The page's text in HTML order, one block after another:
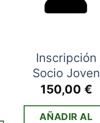
Inscripción
Socio Joven
150,00 €
AÑADIR AL